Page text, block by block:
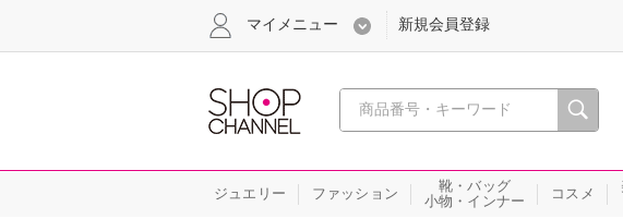
心おどる、瞬間を。通販・テ
マイメニュー 新規会員登録
ジュエリー ファッション
靴・バッグ
小物・インナー
コスメ